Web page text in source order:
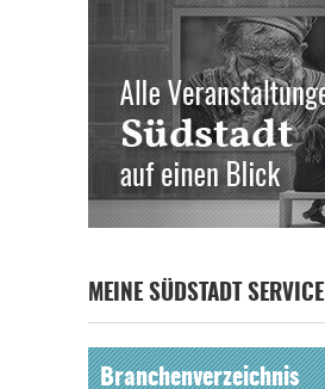
MEINE SÜDSTADT SERVICE
Branchenverzeichnis